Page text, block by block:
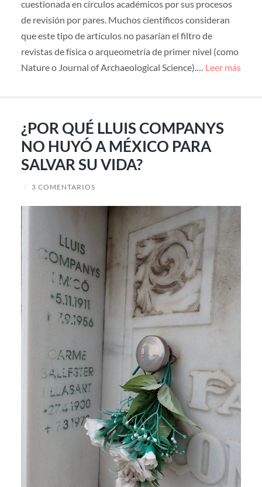
cuestionada en círculos académicos por sus procesos
de revisión por pares. Muchos científicos consideran
que este tipo de artículos no pasarían el filtro de
revistas de física o arqueometría de primer nivel (como
Nature o Journal of Archaeological Science).… Leer más
¿POR QUÉ LLUIS COMPANYS
NO HUYÓ A MÉXICO PARA
SALVAR SU VIDA?
/ 3 COMENTARIOS